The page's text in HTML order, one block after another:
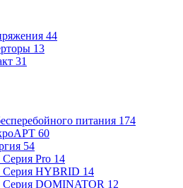
44
13
31
питания 174
60
54
Pro 14
HYBRID 14
DOMINATOR 12